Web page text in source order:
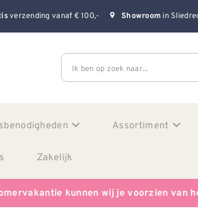
verzending vanaf € 100,- Showroom in
Ik ben op zoek naar...
Assortiment
Zakelijk
kunnen wij je voorzien van